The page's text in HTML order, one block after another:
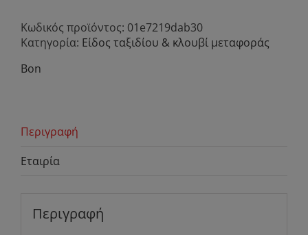
Κωδικός προϊόντος: 01e7219dab30
Κατηγορία: Είδος ταξιδίου & κλουβί μεταφοράς
Bon
Περιγραφή
Εταιρία
Περιγραφή